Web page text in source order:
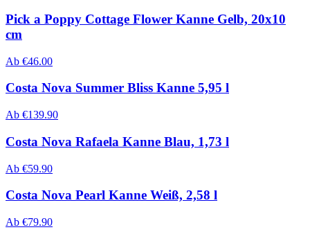
Pick a Poppy Cottage Flower Kanne Gelb, 20x10
cm
Ab €46.00
Costa Nova Summer Bliss Kanne 5,95 l
Ab €139.90
Costa Nova Rafaela Kanne Blau, 1,73 l
Ab €59.90
Costa Nova Pearl Kanne Weiß, 2,58 l
Ab €79.90